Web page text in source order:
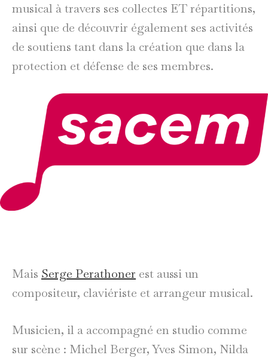
musical à travers ses collectes ET répartitions,
ainsi que de découvrir également ses activités
de soutiens tant dans la création que dans la
protection et défense de ses membres.
Mais Serge Perathoner est aussi un
compositeur, claviériste et arrangeur musical.
Musicien, il a accompagné en studio comme
sur scène : Michel Berger, Yves Simon, Nilda